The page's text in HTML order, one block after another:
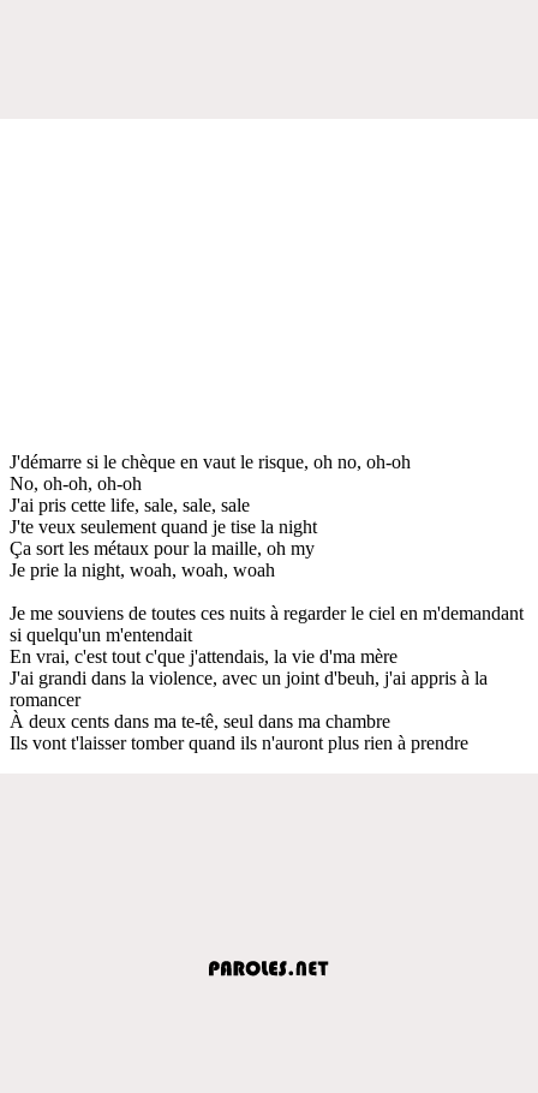
J'démarre si le chèque en vaut le risque, oh no, oh-oh
No, oh-oh, oh-oh
J'ai pris cette life, sale, sale, sale
J'te veux seulement quand je tise la night
Ça sort les métaux pour la maille, oh my
Je prie la night, woah, woah, woah
Je me souviens de toutes ces nuits à regarder le ciel en m'demandant
si quelqu'un m'entendait
En vrai, c'est tout c'que j'attendais, la vie d'ma mère
J'ai grandi dans la violence, avec un joint d'beuh, j'ai appris à la
romancer
À deux cents dans ma te-tê, seul dans ma chambre
Ils vont t'laisser tomber quand ils n'auront plus rien à prendre